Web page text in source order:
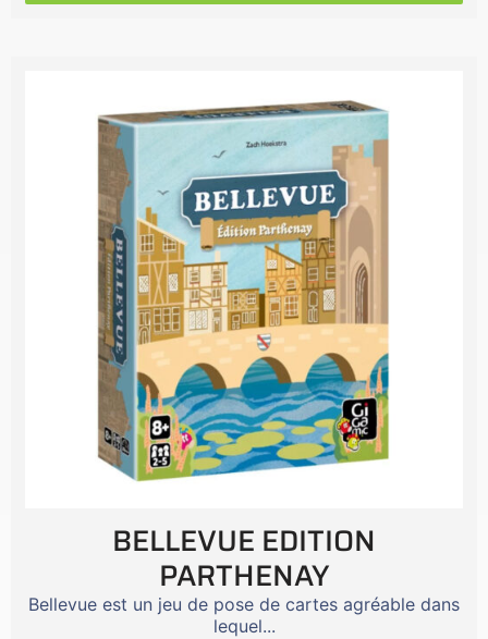
BELLEVUE EDITION
PARTHENAY
Bellevue est un jeu de pose de cartes agréable dans
lequel...